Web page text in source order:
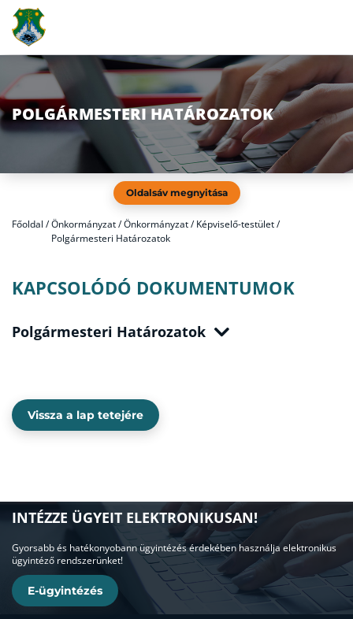
POLGÁRMESTERI HATÁROZATOK
Oldalsáv megnyitása
Főoldal /Önkormányzat / Önkormányzat / Képviselő-testület /
Polgármesteri Határozatok
KAPCSOLÓDÓ DOKUMENTUMOK
Polgármesteri Határozatok
Vissza a lap tetejére
INTÉZZE ÜGYEIT ELEKTRONIKUSAN!
Gyorsabb és hatékonyobann ügyintézés érdekében használja elektronikus
ügyintéző rendszerünket!
E-ügyintézés